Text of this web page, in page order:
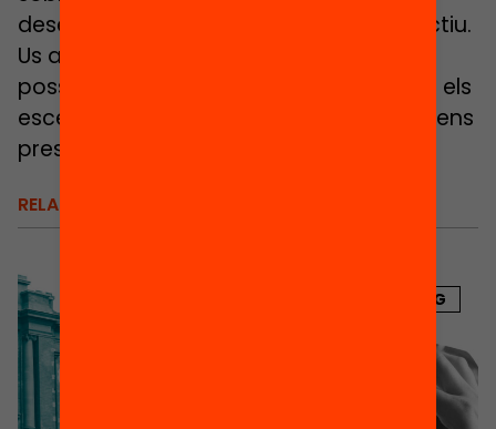
desenvolupar per assolir el vostre objectiu.
Us animem a fer-la tan aviat com sigui
possible, per començar a treballar amb els
escenaris que aquest curs tan peculiar ens
presenta.
RELACIONATS
BLOG